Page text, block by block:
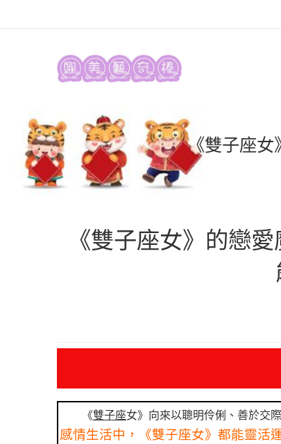
《雙子座女
《雙子座女》的戀
《雙子座女》向來以聰明伶俐、善於交
感情生活中，《雙子座女》都能靈活